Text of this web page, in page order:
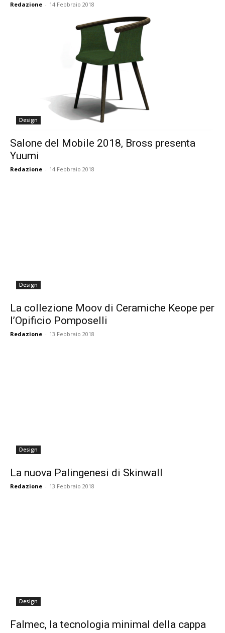
Redazione - 14 Febbraio 2018
Design
Salone del Mobile 2018, Bross presenta
Yuumi
Redazione - 14 Febbraio 2018
Design
La collezione Moov di Ceramiche Keope per
l’Opificio Pomposelli
Redazione - 13 Febbraio 2018
Design
La nuova Palingenesi di Skinwall
Redazione - 13 Febbraio 2018
Design
Falmec, la tecnologia minimal della cappa